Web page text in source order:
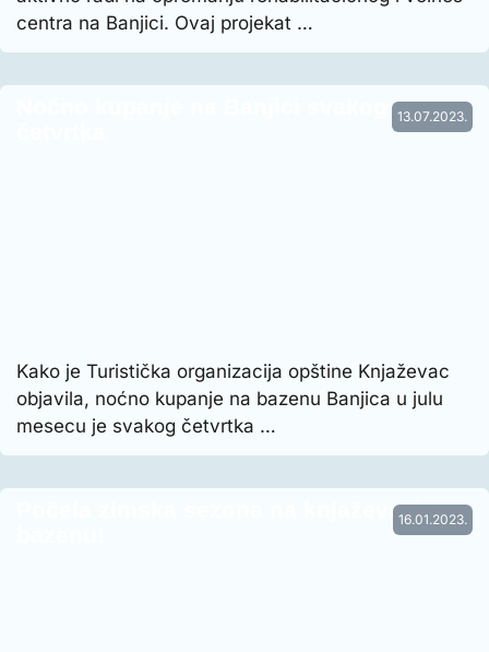
centra na Banjici. Ovaj projekat …
13.07.2023.
Kako je Turistička organizacija opštine Knjaževac
objavila, noćno kupanje na bazenu Banjica u julu
mesecu je svakog četvrtka …
16.01.2023.
Počela zimska sezona na knjaževačkom